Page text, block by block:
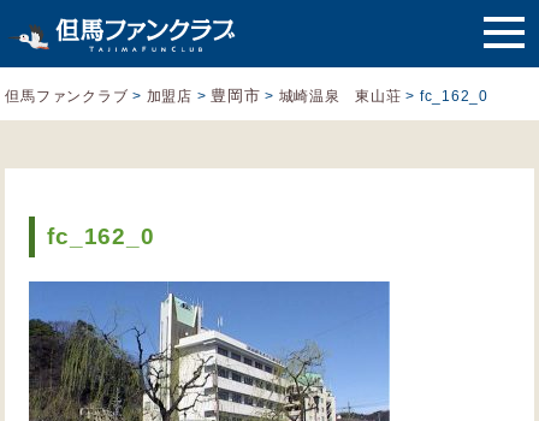
但馬ファンクラブ > 加盟店 > 豊岡市 > 城崎温泉 東山荘 > fc_162_0
fc_162_0